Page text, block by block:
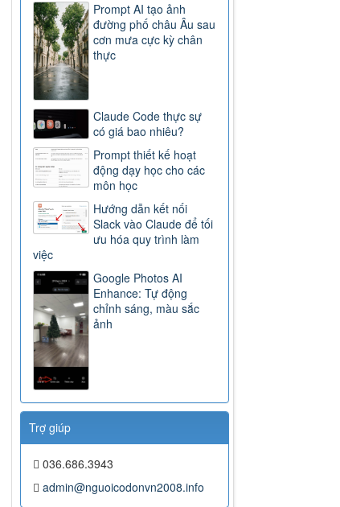
Prompt AI tạo ảnh
đường phố châu Âu sau
cơn mưa cực kỳ chân
thực
Claude Code thực sự
có giá bao nhiêu?
Prompt thiết kế hoạt
động dạy học cho các
môn học
Hướng dẫn kết nối
Slack vào Claude để tối
ưu hóa quy trình làm
việc
Google Photos AI
Enhance: Tự động
chỉnh sáng, màu sắc
ảnh
Trợ giúp
036.686.3943
admin@nguoicodonvn2008.info